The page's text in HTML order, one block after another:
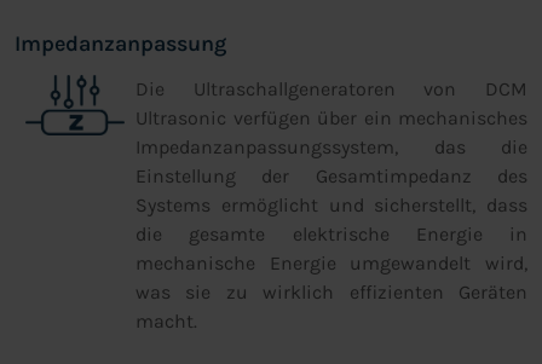
Impedanzanpassung
Die Ultraschallgeneratoren von DCM
Ultrasonic verfügen über ein mechanisches
Impedanzanpassungssystem, das die
Einstellung der Gesamtimpedanz des
Systems ermöglicht und sicherstellt, dass
die gesamte elektrische Energie in
mechanische Energie umgewandelt wird,
was sie zu wirklich effizienten Geräten
macht.